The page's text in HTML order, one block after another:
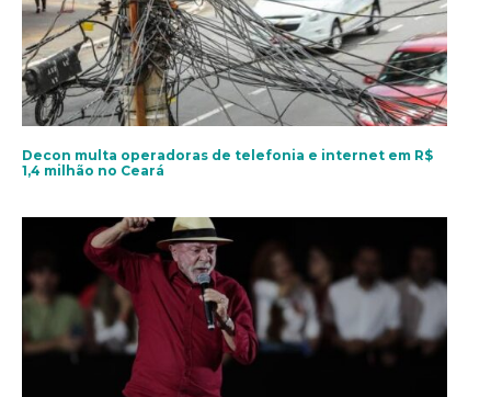
Decon multa operadoras de telefonia e internet em R$
1,4 milhão no Ceará